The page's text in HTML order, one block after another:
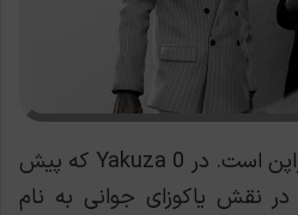
یاکوزا در حقیقت مافیای ژاپن است. در Yakuza 0 که پیش
نقش یاکوزای جوانی به نام